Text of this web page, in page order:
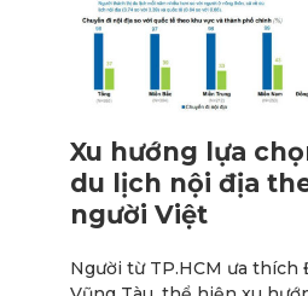
Xu hướng lựa
du lịch nội địa
người Việt
Người từ TP.HCM ưa thích